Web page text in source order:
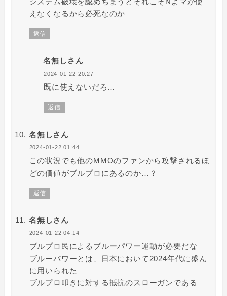
えなくなるから必死なのか
返信
名無しさん
2024-01-22 20:27
既に使えないだろ…
返信
名無しさん
2024-01-22 01:44
この状況でも他のMMOのファンから攻撃されるほ
どの価値がブルプロにあるのか…？
返信
名無しさん
2024-01-22 04:14
ブルプロ民によるブルーパワー運動が必要だな
ブルーパワーとは、日本において2024年代に盛ん
に用いられた
ブルプロ叩きに対する抵抗のスローガンである